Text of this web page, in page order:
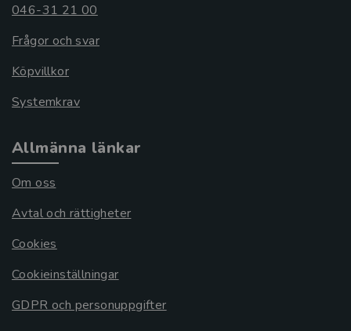
046-31 21 00
Frågor och svar
Köpvillkor
Systemkrav
Allmänna länkar
Om oss
Avtal och rättigheter
Cookies
Cookieinställningar
GDPR och personuppgifter